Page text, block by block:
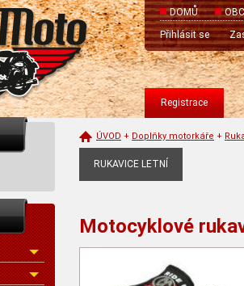
DOMŮ
Přihlásit se
Registrace
ÚVOD + Doplňky motorkáře +
RUKAVICE LETNÍ
Motocyklové